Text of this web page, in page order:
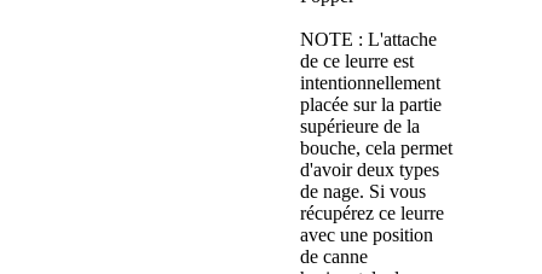
NOTE : L'attache
de ce leurre est
intentionnellement
placée sur la partie
supérieure de la
bouche, cela permet
d'avoir deux types
de nage. Si vous
récupérez ce leurre
avec une position
de canne